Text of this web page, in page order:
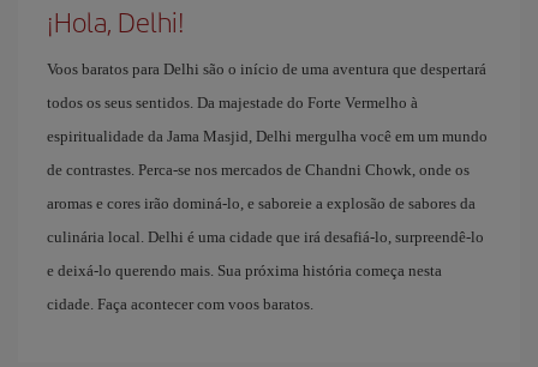
¡Hola, Delhi!
Voos baratos para Delhi são o início de uma aventura que despertará
todos os seus sentidos. Da majestade do Forte Vermelho à
espiritualidade da Jama Masjid, Delhi mergulha você em um mundo
de contrastes. Perca-se nos mercados de Chandni Chowk, onde os
aromas e cores irão dominá-lo, e saboreie a explosão de sabores da
culinária local. Delhi é uma cidade que irá desafiá-lo, surpreendê-lo
e deixá-lo querendo mais. Sua próxima história começa nesta
cidade. Faça acontecer com voos baratos.